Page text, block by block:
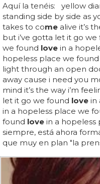
Aquí la tenéis: yellow
standing side by side as
takes to come alive it’s
but i’ve gotta let it go we
we found love in a
hopeless place we found
light through an open
away cause i need you
mind it’s the way i’m
let it go we found love in
in a hopeless place we
found love in a hopeless
siempre, está ahora
que muy en plan "la